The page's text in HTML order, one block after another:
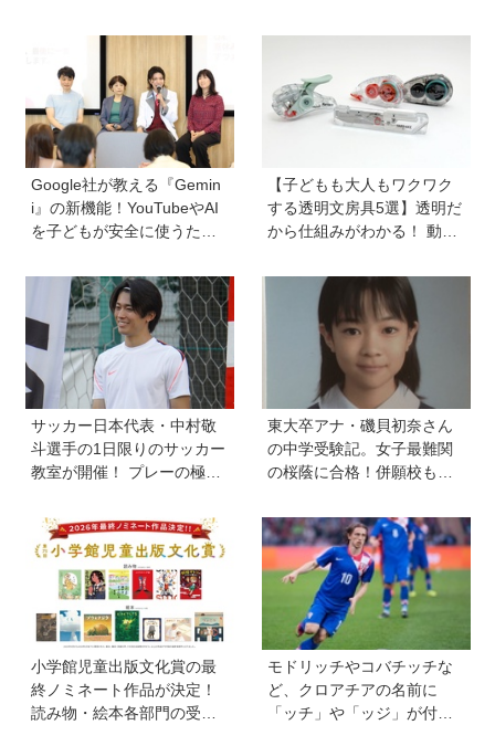
2026』には知的ワクワクが
題】
Google社が教える『Gemin
i』の新機能！YouTubeやAI
を子どもが安全に使うため
教育チャンネルなど、家庭
で使うポイントとは？
【子どもも大人もワクワク
する透明文房具5選】透明だ
から仕組みがわかる！ 動か
り
サッカー日本代表・中村敬
斗選手の1日限りのサッカー
教室が開催！ プレーの極意
学びと笑顔あふれる大盛況
イベントを詳しくレポ
東大卒アナ・磯貝初奈さん
の中学受験記。女子最難関
の桜蔭に合格！併願校も魅
声かけは「睡眠が何より大
事」「勉強イヤならしなく
ていいよ」
小学館児童出版文化賞の最
終ノミネート作品が決定！
読み物・絵本各部門の受賞
モドリッチやコバチッチな
ど、クロアチアの名前に
「ッチ」や「ッジ」が付く